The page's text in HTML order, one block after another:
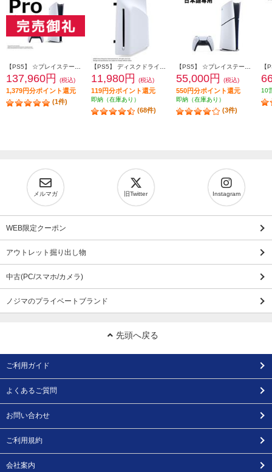
【PS5】 ☆プレイステーション5 Pro本体（N）
137,960円 (税込)
1,379円分ポイント還元
(1件)
【PS5】 ディスクドライブ(Slimモデル用)
11,980円 (税込)
119円分ポイント還元
即納（在庫あり）
(68件)
【PS5】 ☆プレイステーション5本体 デジタル・エディション 日本語専用 Console Language: Japanese only
55,000円 (税込)
550円分ポイント還元
即納（在庫あり）
(3件)
10
メルマガ 旧Twitter Instagram
WEB限定クーポン
アウトレット掘り出し物
中古(PC/スマホ/カメラ)
ノジマのプライベートブランド
先頭へ戻る
ご利用ガイド
よくあるご質問
お問い合わせ
ご利用規約
会社案内